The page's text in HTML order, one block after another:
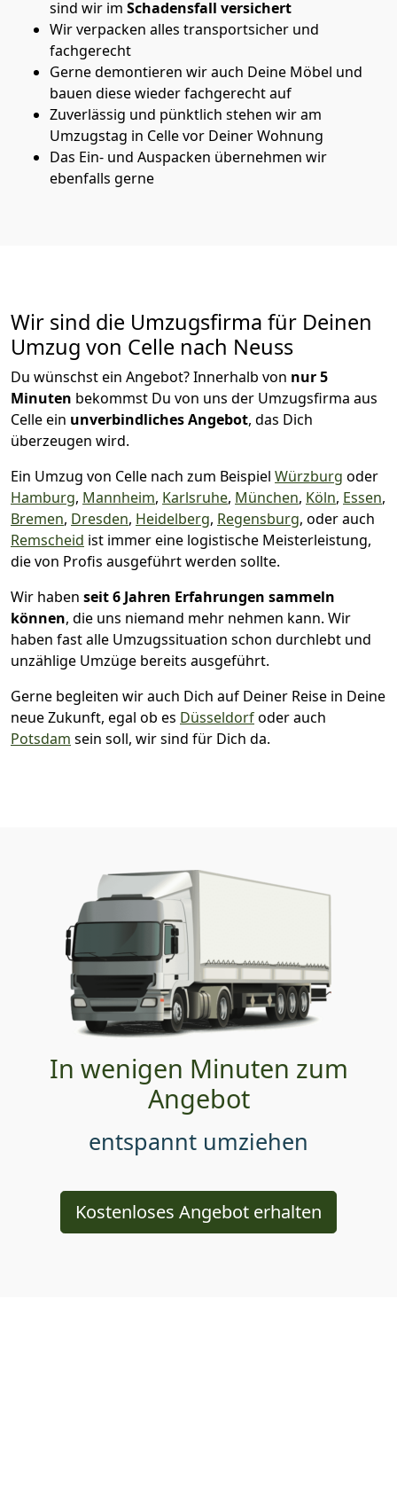
sind wir im Schadensfall versichert
Wir verpacken alles transportsicher und
fachgerecht
Gerne demontieren wir auch Deine Möbel und
bauen diese wieder fachgerecht auf
Zuverlässig und pünktlich stehen wir am
Umzugstag in Celle vor Deiner Wohnung
Das Ein- und Auspacken übernehmen wir
ebenfalls gerne
Wir sind die Umzugsfirma für Deinen
Umzug von Celle nach Neuss
Du wünschst ein Angebot? Innerhalb von nur 5
Minuten bekommst Du von uns der Umzugsfirma aus
Celle ein unverbindliches Angebot, das Dich
überzeugen wird.
Ein Umzug von Celle nach zum Beispiel Würzburg oder
Hamburg, Mannheim, Karlsruhe, München, Köln, Essen,
Bremen, Dresden, Heidelberg, Regensburg, oder auch
Remscheid ist immer eine logistische Meisterleistung,
die von Profis ausgeführt werden sollte.
Wir haben seit6 Jahren Erfahrungen sammeln
können, die uns niemand mehr nehmen kann. Wir
haben fast alle Umzugssituation schon durchlebt und
unzählige Umzüge bereits ausgeführt.
Gerne begleiten wir auch Dich auf Deiner Reise in Deine
neue Zukunft, egal ob es Düsseldorfoder auch
Potsdam sein soll, wir sind für Dich da.
In wenigen Minuten zum
Angebot
entspannt umziehen
Kostenloses Angebot erhalten